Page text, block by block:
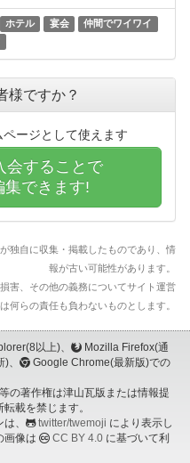
ホテル 宴会
仲間でワイワイ
様ですか？
ージとして使えます
会することで
集できます!
独自に収集・掲載したものであり、情
報が古い可能性があります。
害、その他の義務についてサイト運営
何らの責任も負わないものとします。
以上)、
Mozilla Firefox(通
、
Google Chrome(最新版)での
の著作権は津山瓦版または情報提
載を禁じます。
、
twitter/twemoji により表示し
画像は
CC BY 4.0 に基づいて利